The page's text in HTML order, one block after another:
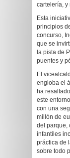
cartelería, y
Esta
principios
concurso,
que se
la pista de
puentes y
El
engloba el
ha
este
con una
millón de
del parque,
infantiles
práctica de
sobre todo